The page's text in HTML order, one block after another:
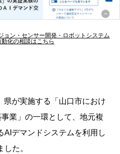
ョン・センサー開発・ロボットシステム
化の相談はこちら
県が実施する「山口市におけ
業」の一環として、地元複
AIデマンドシステムを利用し
た。